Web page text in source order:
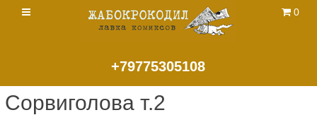
+79775305108
0
Сорвиголова т.2